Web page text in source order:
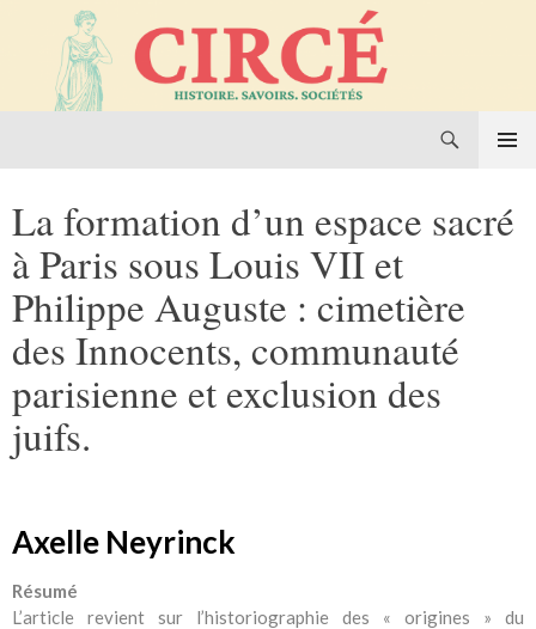
contenu
La formation d’un espace sacré
à Paris sous Louis VII et
Philippe Auguste : cimetière
des Innocents, communauté
parisienne et exclusion des
juifs.
Axelle Neyrinck
Résumé
L’article revient sur l’historiographie des « origines » du